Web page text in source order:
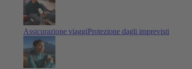
Assicurazione viaggiProtezione dagli imprevisti